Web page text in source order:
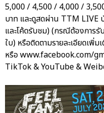
5,000 / 4,500 / 4,000 /
บาท และดูสดผ่าน TTM LIVE
และโค้ดรับชม) (กรณีต้องการรั
ใบ) หรือติดตามรายละเอียดเ
หรือ www.facebook.com/
TikTok & YouTube &